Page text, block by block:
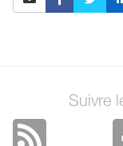
Suivre